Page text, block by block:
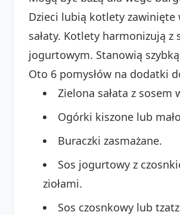
Dzieci lubią kotlety zawinięte
sałaty. Kotlety harmonizują z
jogurtowym. Stanowią
Oto 6 pomysłów na dodatki
Zielona sałata z sosem
Ogórki kiszone lub
Buraczki zasmażane.
Sos jogurtowy z
ziołami.
Sos czosnkowy lub